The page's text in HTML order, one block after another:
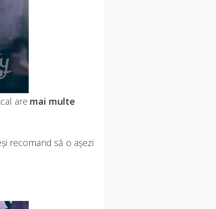
are mai multe
recomand să o așezi